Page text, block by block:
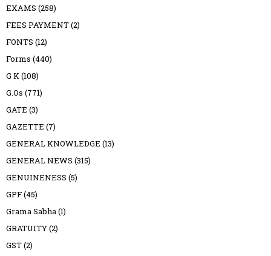
EXAMS (258)
FEES PAYMENT(2)
FONTS (12)
Forms (440)
G K(108)
G.Os (771)
GATE (3)
GAZETTE (7)
GENERAL KNOWLEDGE (13)
GENERAL NEWS (315)
GENUINENESS (5)
GPF(45)
Grama Sabha(1)
GRATUITY(2)
GST(2)